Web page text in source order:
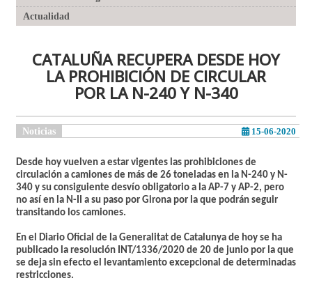
Actualidad
CATALUÑA RECUPERA DESDE HOY
LA PROHIBICIÓN DE CIRCULAR
POR LA N-240 Y N-340
Noticias 15-06-2020
Desde hoy vuelven a estar vigentes las prohibiciones de
circulación a camiones de más de 26 toneladas en la N-240 y N-
340 y su consiguiente desvío obligatorio a la AP-7 y AP-2, pero
no así en la N-II a su paso por Girona por la que podrán seguir
transitando los camiones.
En el Diario Oficial de la Generalitat de Catalunya de hoy se ha
publicado la resolución INT/1336/2020 de 20 de junio por la que
se deja sin efecto el levantamiento excepcional de determinadas
restricciones.